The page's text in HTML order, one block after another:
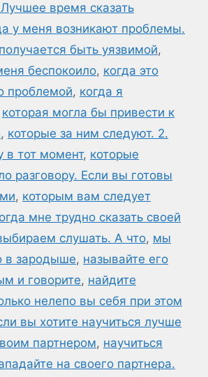
время сказать
у меня возникают проблемы.
быть уязвимой,
беспокоило, когда это
проблемой, когда я
которая могла бы привести к
, которые за ним следуют. 2.
в тот момент, которые
разговору. Если вы готовы
, которым вам следует
мне трудно сказать своей
слушать. А что, мы
в зародыше, называйте его
и говорите, найдите
нелепо вы себя при этом
вы хотите научиться лучше
партнером, научиться
на своего партнера.